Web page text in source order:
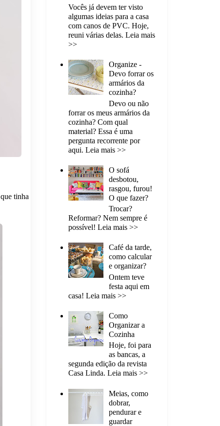
que tinha
Vocês já devem ter visto
algumas ideias para a casa
com canos de PVC. Hoje,
reuni várias delas. Leia mais
>>
Organize -
Devo forrar os
armários da
cozinha?
Devo ou não
forrar os meus armários da
cozinha? Com qual
material? Essa é uma
pergunta recorrente por
aqui. Leia mais >>
O sofá
desbotou,
rasgou, furou!
O que fazer?
Trocar?
Reformar? Nem sempre é
possível! Leia mais >>
Café da tarde,
como calcular
e organizar?
Ontem teve
festa aqui em
casa! Leia mais >>
Como
Organizar a
Cozinha
Hoje, foi para
as bancas, a
segunda edição da revista
Casa Linda. Leia mais >>
Meias, como
dobrar,
pendurar e
guardar